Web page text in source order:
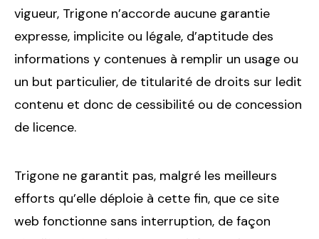
vigueur, Trigone n’accorde aucune garantie
expresse, implicite ou légale, d’aptitude des
informations y contenues à remplir un usage ou
un but particulier, de titularité de droits sur ledit
contenu et donc de cessibilité ou de concession
de licence.
Trigone ne garantit pas, malgré les meilleurs
efforts qu’elle déploie à cette fin, que ce site
web fonctionne sans interruption, de façon